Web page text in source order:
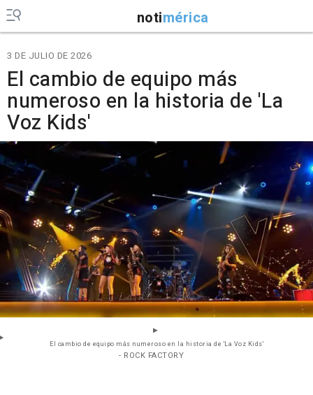
notimérica
3 DE JULIO DE 2026
El cambio de equipo más
numeroso en la historia de 'La
Voz Kids'
El cambio de equipo más numeroso en la historia de 'La Voz Kids'
- ROCK FACTORY